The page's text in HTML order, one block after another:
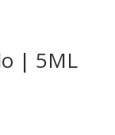
| 5ML